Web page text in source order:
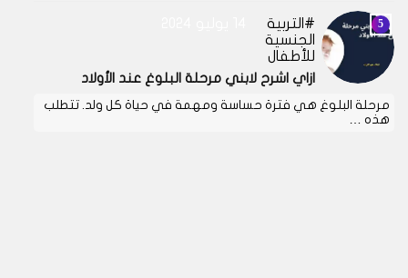
التربية
الجنسية
للأطفال
ازاي اشرح لابني مرحلة البلوغ عند الأولاد
مرحلة البلوغ هي فترة حساسة ومهمة في حياة كل ولد. تتطلب
هذه …